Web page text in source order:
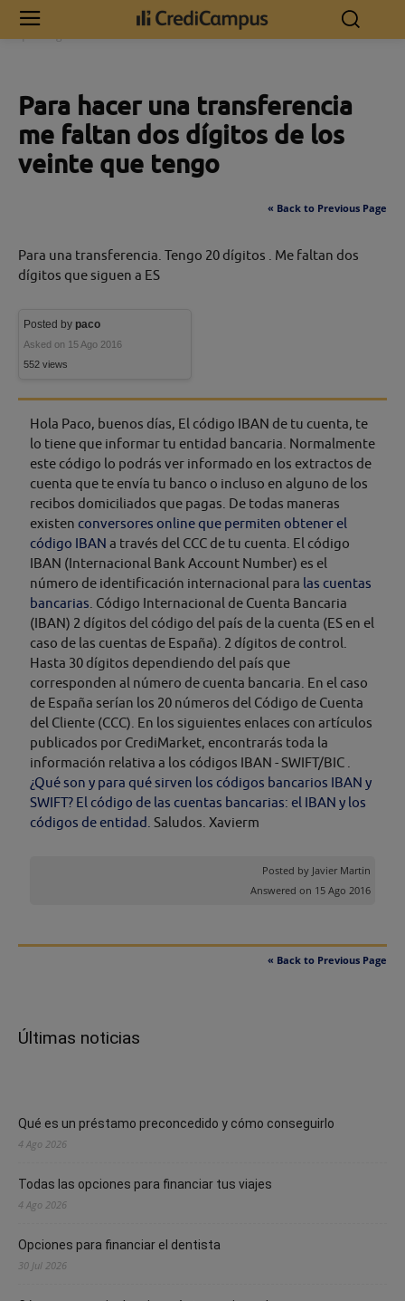
Inicio
Para hacer una transferencia me faltan dos dígitos de los veinte
Para hacer una transferencia
me faltan dos dígitos de los
veinte que tengo
« Back to Previous Page
Para una transferencia. Tengo 20 dígitos . Me faltan dos
dígitos que siguen a ES
Posted by paco
Asked on 15 Ago 2016
552 views
Hola Paco, buenos días, El código IBAN de tu cuenta, te
lo tiene que informar tu entidad bancaria. Normalmente
este código lo podrás ver informado en los extractos de
cuenta que te envía tu banco o incluso en alguno de los
recibos domiciliados que pagas. De todas maneras
existen conversores online que permiten obtener el
código IBAN a través del CCC de tu cuenta. El código
IBAN (Internacional Bank Account Number) es el
número de identificación internacional para las cuentas
bancarias . Código Internacional de Cuenta Bancaria
(IBAN) 2 dígitos del código del país de la cuenta (ES en el
caso de las cuentas de España). 2 dígitos de control.
Hasta 30 dígitos dependiendo del país que
corresponden al número de cuenta bancaria. En el caso
de España serían los 20 números del Código de Cuenta
del Cliente (CCC). En los siguientes enlaces con artículos
publicados por CrediMarket, encontrarás toda la
información relativa a los códigos IBAN - SWIFT/BIC .
¿Qué son y para qué sirven los códigos bancarios IBAN y
SWIFT? El código de las cuentas bancarias: el IBAN y los
códigos de entidad. Saludos. Xavierm
Posted by Javier Martin
Answered on 15 Ago 2016
« Back to Previous Page
Últimas noticias
Qué es un préstamo preconcedido y cómo conseguirlo
4 Ago 2026
Todas las opciones para financiar tus viajes
4 Ago 2026
Opciones para financiar el dentista
30 Jul 2026